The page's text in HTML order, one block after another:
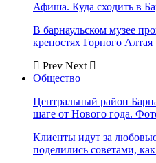
Афиша. Куда сходить в
В барнаульском музее
крепостях Горного Алтая
Prev Next
Общество
Центральный район
шаге от Нового года.
Клиенты идут за
поделились советами,